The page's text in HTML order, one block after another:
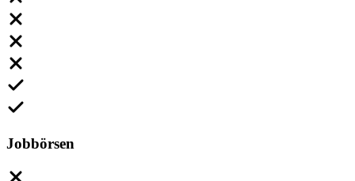
Jobbörsen